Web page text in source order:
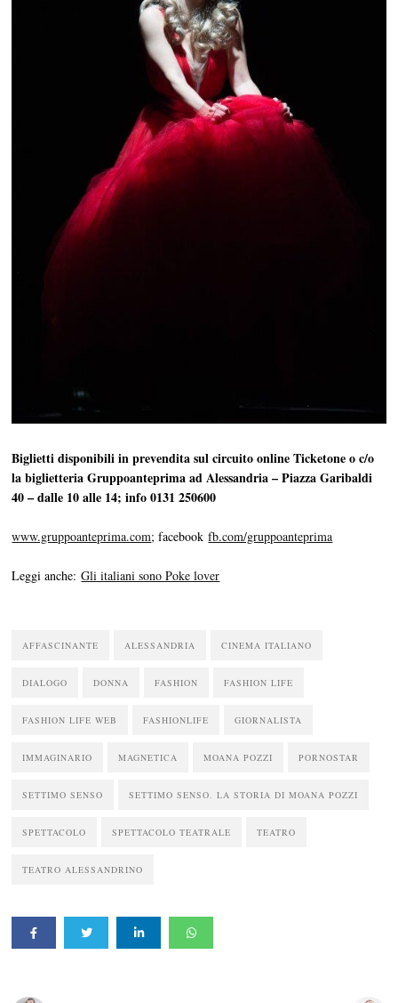
Biglietti disponibili in prevendita sul circuito online Ticketone o c/o
la biglietteria Gruppoanteprima ad Alessandria – Piazza Garibaldi
40 – dalle 10 alle 14; info 0131 250600
www.gruppoanteprima.com; facebookfb.com/gruppoanteprima
Leggi anche:Gli italiani sono Poke lover
AFFASCINANTE ALESSANDRIA CINEMA ITALIANO
DIALOGO DONNA FASHION FASHION LIFE
FASHION LIFE WEB FASHIONLIFE GIORNALISTA
IMMAGINARIO MAGNETICA MOANA POZZI PORNOSTAR
SETTIMO SENSO SETTIMO SENSO. LA STORIA DI MOANA POZZI
SPETTACOLO SPETTACOLO TEATRALE TEATRO
TEATRO ALESSANDRINO